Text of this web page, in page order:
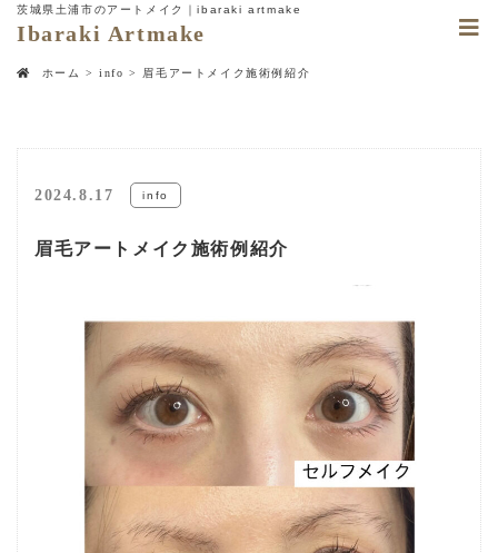
Ibaraki Artmake
茨城県土浦市のアートメイク｜ibaraki artmake
ホーム >info > 眉毛アートメイク施術例紹介
2024.8.17 info
眉毛アートメイク施術例紹介